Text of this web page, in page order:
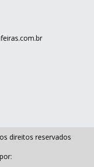
direitos reservados